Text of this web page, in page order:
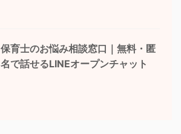
保育士のお悩み相談窓口｜無料・匿
名で話せるLINEオープンチャット